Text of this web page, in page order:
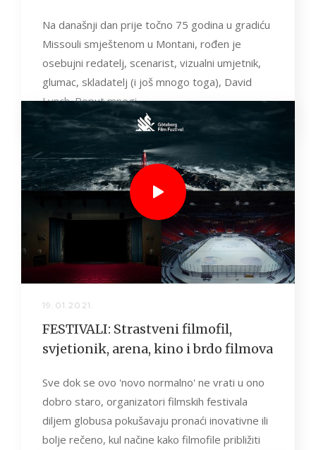
Na današnji dan prije točno 75 godina u gradiću
Missouli smještenom u Montani, rođen je
osebujni redatelj, scenarist, vizualni umjetnik,
glumac, skladatelj (i još mnogo toga), David
Lynch. Poput mnogi...
19.01.2021.
FESTIVALI: Strastveni filmofil,
svjetionik, arena, kino i brdo filmova
Sve dok se ovo 'novo normalno' ne vrati u ono
dobro staro, organizatori filmskih festivala
diljem globusa pokušavaju pronaći inovativne ili
bolje rečeno, kul načine kako filmofile približiti